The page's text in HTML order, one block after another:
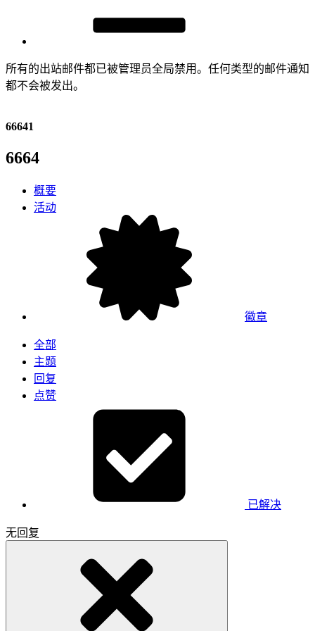
所有的出站邮件都已被管理员全局禁用。任何类型的邮件通知
都不会被发出。
66641
6664
概要
活动
徽章
全部
主题
回复
点赞
已解决
无回复